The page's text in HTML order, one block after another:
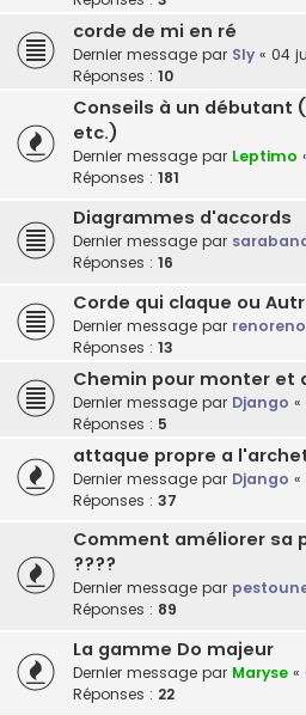
corde de mi en ré
Dernier message par Sly « 04
Réponses : 10
Conseils à un débutant
etc.)
Dernier message par Leptimo
Réponses : 181
Diagrammes d'accords
Dernier message par
Réponses : 16
Corde qui claque ou
Dernier message par
Réponses : 13
Chemin pour monter et
Dernier message par Django «
Réponses : 5
attaque propre a
Dernier message par Django «
Réponses : 37
Comment améliorer sa
????
Dernier message par
Réponses : 89
La gamme Do majeur
Dernier message par Maryse «
Réponses : 22